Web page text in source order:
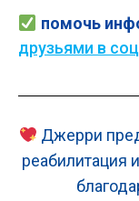
помочь
друзьями в
Джерри
реабилитация